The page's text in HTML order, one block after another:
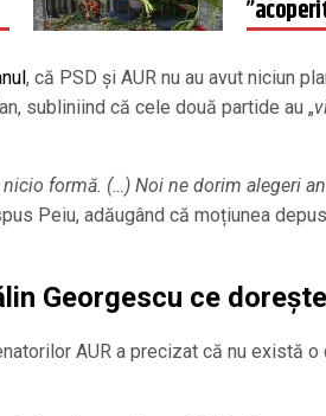
, că PSD și AUR nu au avut niciun
subliniind că cele două partide au „
formă. (…) Noi ne dorim alegeri
Peiu, adăugând că moțiunea
Georgescu ce
AUR a precizat că nu există